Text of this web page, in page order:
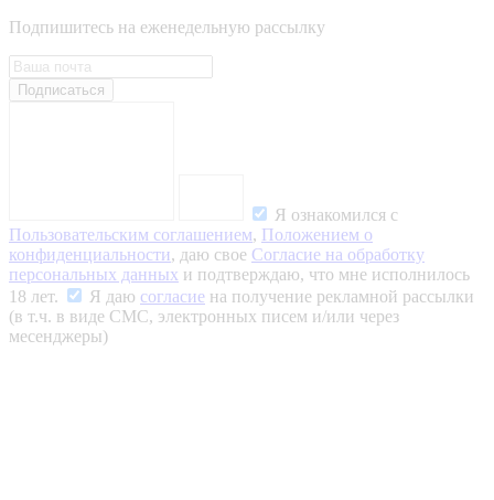
Подпишитесь на еженедельную рассылку
Подписаться
Я ознакомился с
Пользовательским соглашением, Положением о
конфиденциальности, даю свое Согласие на обработку
персональных данных и подтверждаю, что мне исполнилось
18 лет.
Я даю согласие на получение рекламной рассылки
(в т.ч. в виде СМС, электронных писем и/или через
месенджеры)